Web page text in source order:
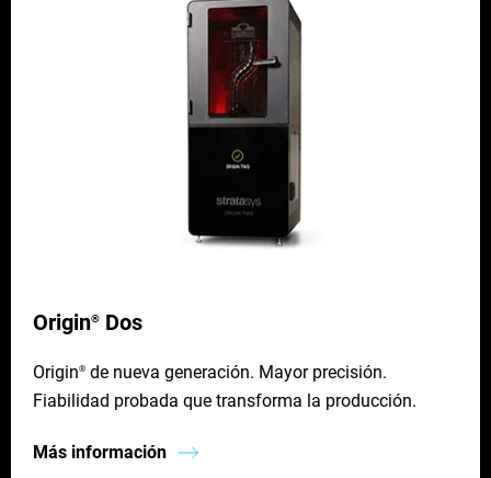
Origin® Dos
Origin® de nueva generación. Mayor precisión.
Fiabilidad probada que transforma la producción.
Más información